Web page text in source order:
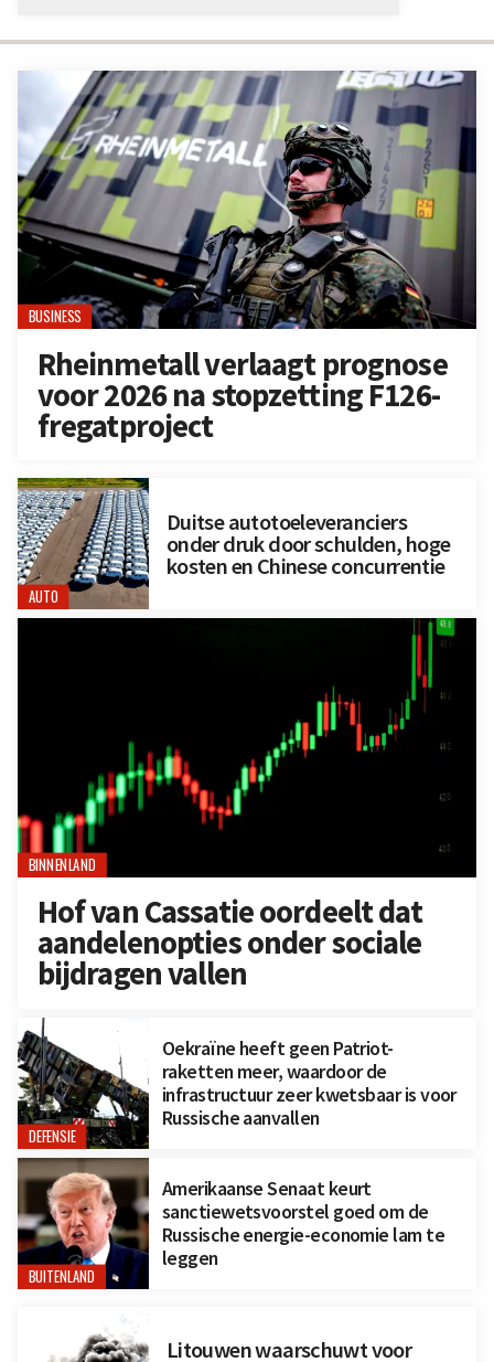
BUSINESS
Rheinmetall verlaagt prognose
voor 2026 na stopzetting F126-
fregatproject
AUTO
Duitse autotoeleveranciers
onder druk door schulden, hoge
kosten en Chinese concurrentie
BINNENLAND
Hof van Cassatie oordeelt dat
aandelenopties onder sociale
bijdragen vallen
DEFENSIE
Oekraïne heeft geen Patriot-
raketten meer, waardoor de
infrastructuur zeer kwetsbaar is voor
Russische aanvallen
BUITENLAND
Amerikaanse Senaat keurt
sanctiewetsvoorstel goed om de
Russische energie-economie lam te
leggen
Litouwen waarschuwt voor